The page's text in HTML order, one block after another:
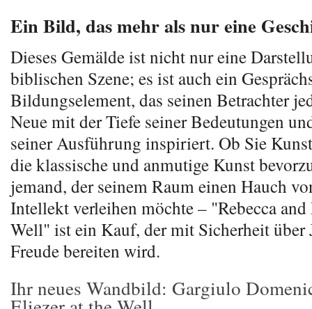
Ein Bild, das mehr als nur eine
Dieses Gemälde ist nicht nur eine
biblischen Szene; es ist auch ein
Bildungselement, das seinen Betrachter
Neue mit der Tiefe seiner Bedeutungen
seiner Ausführung inspiriert. Ob Sie
die klassische und anmutige Kunst
jemand, der seinem Raum einen Hauch
Intellekt verleihen möchte – "Rebecca and
Well" ist ein Kauf, der mit Sicherheit über
Freude bereiten wird.
Ihr neues Wandbild: Gargiulo